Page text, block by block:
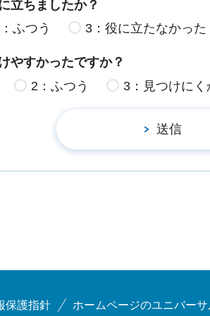
立ちましたか？
ふつう 3：役に立たなかった
やすかったですか？
2：ふつう 3：見つけにく
保護指針 ホームページのユニバー